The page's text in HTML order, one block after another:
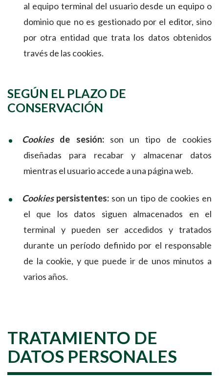
al equipo terminal del usuario desde un equipo o
dominio que no es gestionado por el editor, sino
por otra entidad que trata los datos obtenidos
través de las cookies.
SEGÚN EL PLAZO DE
CONSERVACIÓN
Cookiesde sesión: son un tipo de cookies
diseñadas para recabar y almacenar datos
mientras el usuario accede a una página web.
Cookiespersistentes: son un tipo de cookies en
el que los datos siguen almacenados en el
terminal y pueden ser accedidos y tratados
durante un período definido por el responsable
de la cookie, y que puede ir de unos minutos a
varios años.
TRATAMIENTO DE
DATOS PERSONALES